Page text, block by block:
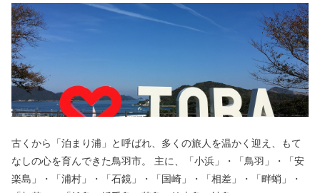
古くから「泊まり浦」と呼ばれ、多くの旅人を温かく迎え、もて
なしの心を育んできた鳥羽市。 主に、「小浜」・「鳥羽」・「安
楽島」・「浦村」・「石鏡」・「国崎」・「相差」・「畔蛸」・